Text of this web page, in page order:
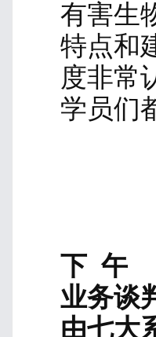
50年。
的威胁
泌蚁酸
导致房